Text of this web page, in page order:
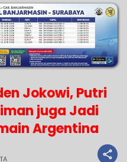
Jokowi, Putri
juga Jadi
Argentina